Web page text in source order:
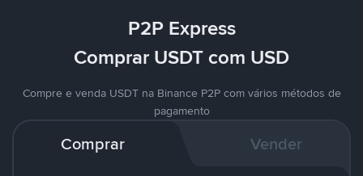
P2P Express
Comprar USDT com USD
Compre e venda USDT na Binance P2P com vários métodos de
pagamento
Comprar Vender